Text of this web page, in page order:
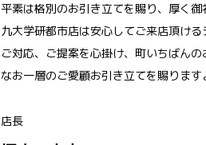
平素は格別のお引き立てを賜り、厚く御
九大学研都市店は安心してご来店頂け
ご対応、ご提案を心掛け、町いちばんの
なお一層のご愛顧お引き立てを賜ります
店長